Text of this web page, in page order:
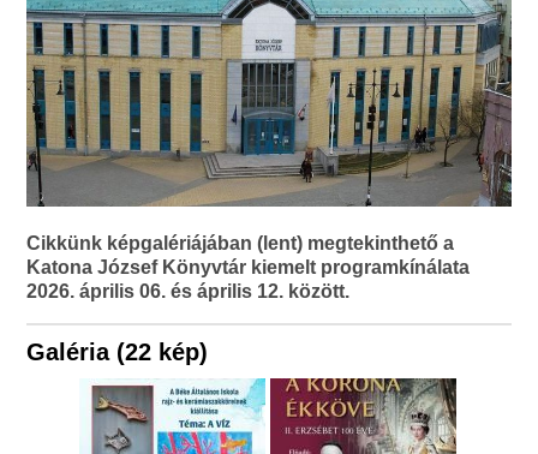
Cikkünk képgalériájában (lent) megtekinthető a
Katona József Könyvtár kiemelt programkínálata
2026. április 06. és április 12. között.
Galéria (22 kép)